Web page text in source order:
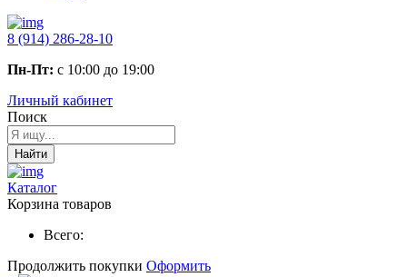
8 (914) 286-28-10
Пн-Пт: с 10:00 до 19:00
Личный кабинет
Поиск
Найти
Каталог
Корзина товаров
Всего:
Продолжить покупки Оформить